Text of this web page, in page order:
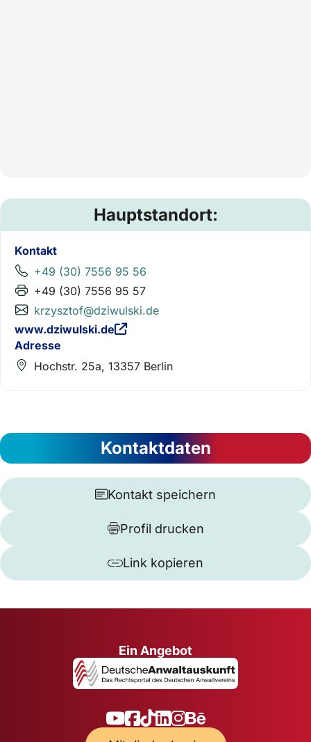
Hauptstandort:
Kontakt
+49 (30) 7556 95 56
+49 (30) 7556 95 57
krzysztof@dziwulski.de
www.dziwulski.de
Adresse
Hochstr. 25a, 13357 Berlin
Kontaktdaten
Kontakt speichern
Profil drucken
Link kopieren
Ein Angebot